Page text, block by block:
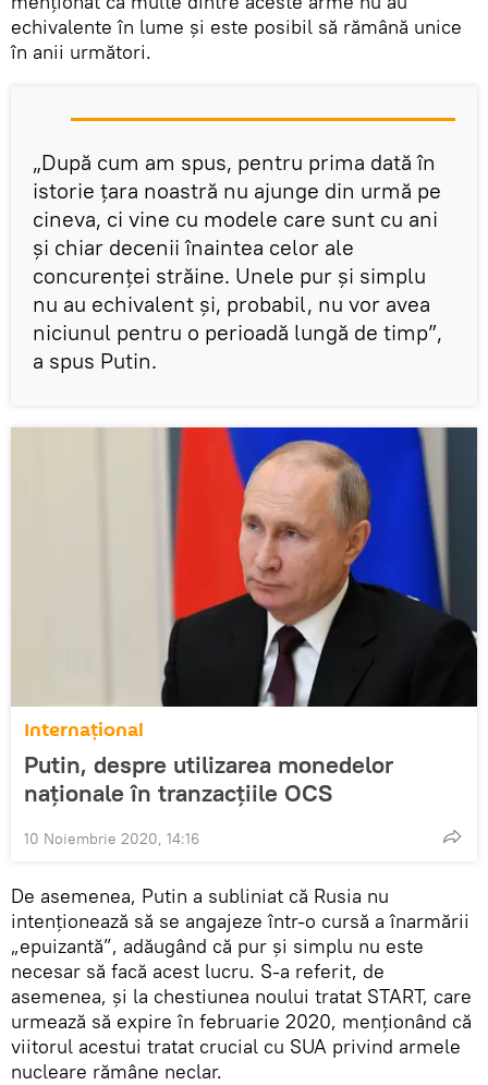
echivalente în lume și este posibil să rămână unice
în anii următori.
„După cum am spus, pentru prima dată în
istorie țara noastră nu ajunge din urmă pe
cineva, ci vine cu modele care sunt cu ani
și chiar decenii înaintea celor ale
concurenței străine. Unele pur și simplu
nu au echivalent și, probabil, nu vor avea
niciunul pentru o perioadă lungă de timp”,
a spus Putin.
Internaţional
Putin, despre utilizarea monedelor
naționale în tranzacțiile OCS
10 Noiembrie 2020, 14:16
De asemenea, Putin a subliniat că Rusia nu
intenționează să se angajeze într-o cursă a înarmării
„epuizantă”, adăugând că pur și simplu nu este
necesar să facă acest lucru. S-a referit, de
asemenea, şi la chestiunea noului tratat START, care
urmează să expire în februarie 2020, menționând că
viitorul acestui tratat crucial cu SUA privind armele
nucleare rămâne neclar.